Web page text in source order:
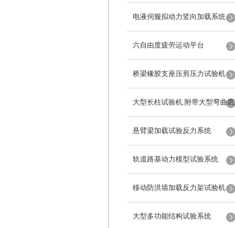
电液伺服拟动力竖向加载系统
六自由度疲劳运动平台
桥梁橡胶支座压剪压力试验机
大型长柱试验机.附带大型弯曲底
座
悬臂梁加载试验反力系统
轨道路基动力模型试验系统
移动防洪墙加载反力架试验机
大型多功能结构试验系统